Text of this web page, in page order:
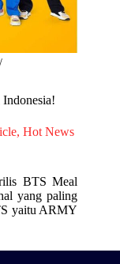
,Hot News
BTS Meal
yang paling
yaitu ARMY